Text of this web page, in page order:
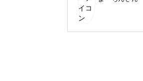
変わった形の編
まだ①をご覧にな
残念でした…
次作る時は切れるは
たいです！